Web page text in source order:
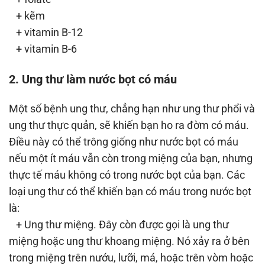
+ kẽm
+ vitamin B-12
+ vitamin B-6
2. Ung thư làm nước bọt có máu
Một số bệnh ung thư, chẳng hạn như ung thư phổi và
ung thư thực quản, sẽ khiến bạn ho ra đờm có máu.
Điều này có thể trông giống như nước bọt có máu
nếu một ít máu vẫn còn trong miệng của bạn, nhưng
thực tế máu không có trong nước bọt của bạn. Các
loại ung thư có thể khiến bạn có máu trong nước bọt
là:
+ Ung thư miệng. Đây còn được gọi là ung thư
miệng hoặc ung thư khoang miệng. Nó xảy ra ở bên
trong miệng trên nướu, lưỡi, má, hoặc trên vòm hoặc